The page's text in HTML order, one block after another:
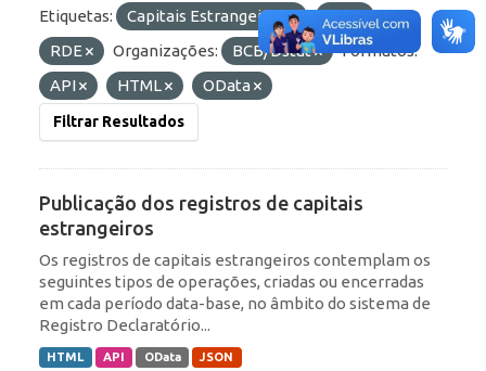
Etiquetas: Capitais Estrangeiros
IED
RDE
Organizações: BCB/Dstat
Formatos:
API
HTML OData
Filtrar Resultados
Publicação dos registros de capitais
estrangeiros
Os registros de capitais estrangeiros contemplam os
seguintes tipos de operações, criadas ou encerradas
em cada período data-base, no âmbito do sistema de
Registro Declaratório...
HTML API OData JSON